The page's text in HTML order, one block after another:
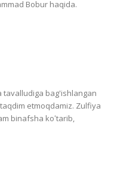
Bobur haqida.
tavalludiga bag'ishlangan
etmoqdamiz. Zulfiya
binafsha koʻtarib,